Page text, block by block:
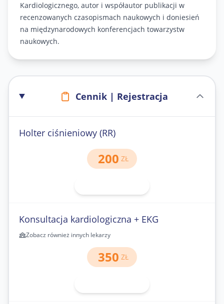
Kardiologicznego, autor i współautor publikacji w
recenzowanych czasopismach naukowych i doniesień
na międzynarodowych konferencjach towarzystw
naukowych.
Cennik | Rejestracja
Holter ciśnieniowy (RR)
200 ZŁ
Konsultacja kardiologiczna + EKG
Zobacz również innych lekarzy
350 ZŁ